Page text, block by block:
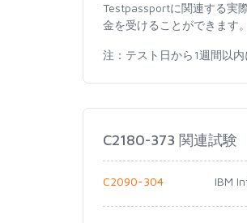
Testpassportに関連する実
金を受けることができます。
注：テスト日から1週間以
C2180-373 関連試験
C2090-304 IBM